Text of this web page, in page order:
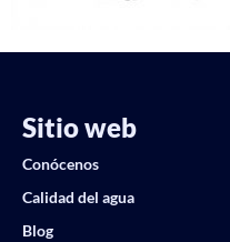
Sitio web
Conócenos
Calidad del agua
Blog